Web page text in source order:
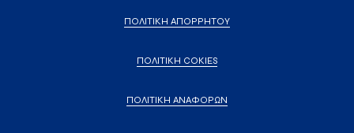
ΠΟΛΙΤΙΚΗ ΑΠΟΡΡΗΤΟΥ
ΠΟΛΙΤΙΚΗ COKIES
ΠΟΛΙΤΙΚΗ ΑΝΑΦΟΡΩΝ